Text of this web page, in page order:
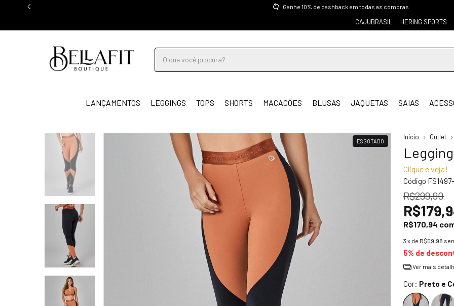
Ganhe 10% de cashback em todas as compras
CAJUBRASIL HERING SPORTS
LANÇAMENTOS LEGGINGS TOPS SHORTS MACACÕES BLUSAS JAQUETAS SAIAS
ESGOTADO
Início Outlet
Clique e veja!
Código
R$299,90
R$170,94
3 x de R$59,98
5% de
Ver mais
Cor: Preto e